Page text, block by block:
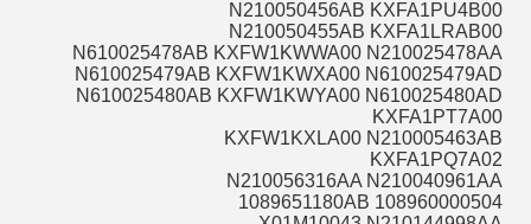
N210050456AB KXFA1PU4B00
N210050455AB KXFA1LRAB00
N610025478AB KXFW1KWWA00 N210025478AA
N610025479AB KXFW1KWXA00 N610025479AD
N610025480AB KXFW1KWYA00 N610025480AD
KXFA1PT7A00
KXFW1KXLA00 N210005463AB
KXFA1PQ7A02
N210056316AA N210040961AA
108960000504 1089651180AB